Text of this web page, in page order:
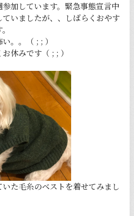
加しています。緊急事態宣言中
ていましたが、、しばらくおやす
。。（ ; ; ）
休みです（ ; ; ）
た毛糸のベストを着せてみまし